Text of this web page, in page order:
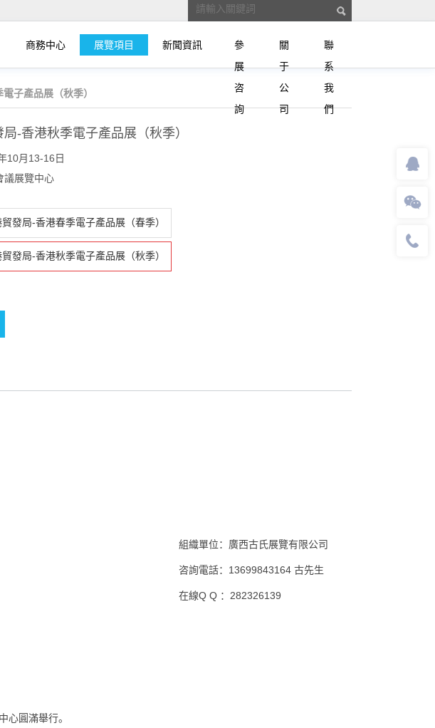
商務中心 展覽項目 新聞資訊
參
展
咨
詢
關
于
公
司
聯
系
我
們
子產品展（秋季）
-香港秋季電子產品展（秋季）
10月13-16日
議展覽中心
發局-香港春季電子產品展（春季）
發局-香港秋季電子產品展（秋季）
組織單位：廣西古氏展覽有限公司
咨詢電話：13699843164 古先生
在線Q Q ：282326139
心圓滿舉行。